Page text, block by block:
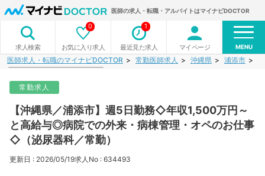
医師の求人・転職・アルバイトはマイナビDOCTOR
求人検索 お気に入り求人
0
最近見た求人
1
マイページ MENU
医師求人・転職のマイナビDOCTOR 常勤医師求人 沖縄県 浦添市
常勤求人
【沖縄県／浦添市】週5日勤務◇年収1,500万円～
と高給与◎病院での外来・病棟管理・オペのお仕事
◇（泌尿器科／常勤）
更新日 : 2026/05/19求人No : 634493